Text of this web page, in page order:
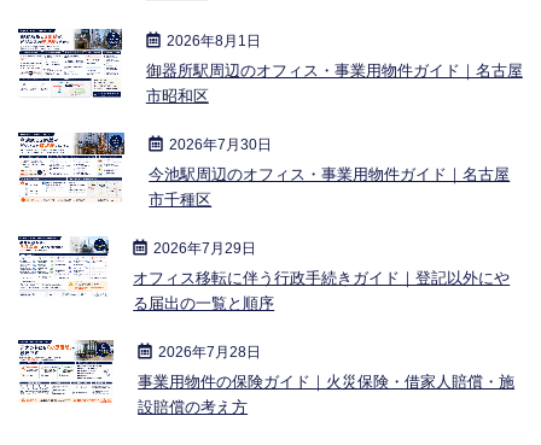
2026年8月1日
御器所駅周辺のオフィス・事業用物件ガイド｜名古屋
市昭和区
2026年7月30日
今池駅周辺のオフィス・事業用物件ガイド｜名古屋
市千種区
2026年7月29日
オフィス移転に伴う行政手続きガイド｜登記以外にや
る届出の一覧と順序
2026年7月28日
事業用物件の保険ガイド｜火災保険・借家人賠償・施
設賠償の考え方